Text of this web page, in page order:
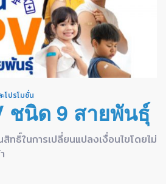
โปรโมชั่น
ชนิด 9 สายพันธุ์
ทธิ์ในการเปลี่ยนแปลงเงื่อนไขโดยไม่